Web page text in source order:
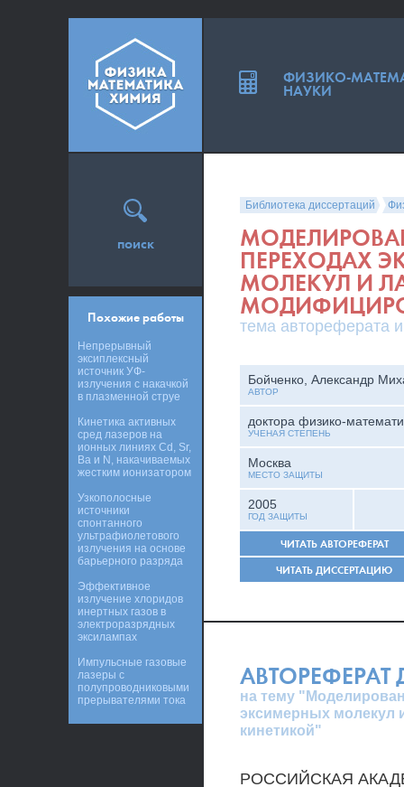
Библиотека диссертаций
ПЕРЕХОДАХ
МОЛЕКУЛ И
тема автореферата
Бойченко, Александр
АВТОР
доктора физико-
УЧЕНАЯ СТЕПЕНЬ
Москва
МЕСТО ЗАЩИТЫ
2005
ГОД ЗАЩИТЫ
ЧИТАТЬ АВТОРЕФЕРАТ
ЧИТАТЬ ДИССЕРТАЦИЮ
АВТОРЕФЕРАТ
на тему
эксимерных молекул
кинетикой"
РОССИЙСКАЯ
поиск
Похожие работы
Непрерывный
эксиплексный
источник УФ-
излучения с накачкой
в плазменной струе
Кинетика активных
сред лазеров на
ионных линиях Cd, Sr,
Ba и N, накачиваемых
жестким ионизатором
Узкополосные
источники
спонтанного
ультрафиолетового
излучения на основе
барьерного разряда
Эффективное
излучение хлоридов
инертных газов в
электроразрядных
эксилампах
Импульсные газовые
лазеры с
полупроводниковыми
прерывателями тока
ФИЗИКО-
НАУКИ